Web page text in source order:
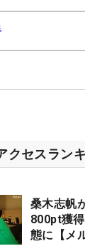
クセスラン
桑木志帆
800pt獲
態に【メ